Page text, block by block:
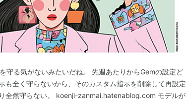
守る気がないみたいだね。 先週あたりからGemの設定ど
も全く守らないから、そのカスタム指示を削除して再設定
全然守らない。 koenji-zanmai.hatenablog.com モデルが